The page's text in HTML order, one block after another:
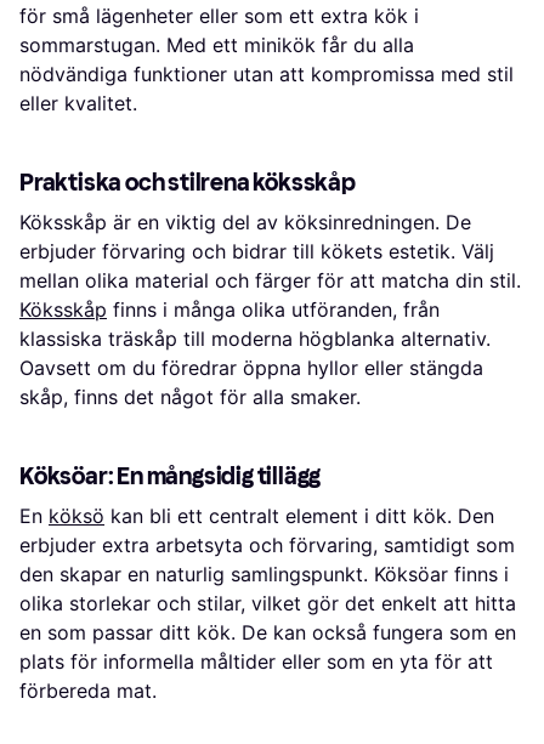
för små lägenheter eller som ett extra kök i
sommarstugan. Med ett minikök får du alla
nödvändiga funktioner utan att kompromissa med stil
eller kvalitet.
Praktiska och stilrena köksskåp
Köksskåp är en viktig del av köksinredningen. De
erbjuder förvaring och bidrar till kökets estetik. Välj
mellan olika material och färger för att matcha din stil.
Köksskåp finns i många olika utföranden, från
klassiska träskåp till moderna högblanka alternativ.
Oavsett om du föredrar öppna hyllor eller stängda
skåp, finns det något för alla smaker.
Köksöar: En mångsidig tillägg
En köksö kan bli ett centralt element i ditt kök. Den
erbjuder extra arbetsyta och förvaring, samtidigt som
den skapar en naturlig samlingspunkt. Köksöar finns i
olika storlekar och stilar, vilket gör det enkelt att hitta
en som passar ditt kök. De kan också fungera som en
plats för informella måltider eller som en yta för att
förbereda mat.